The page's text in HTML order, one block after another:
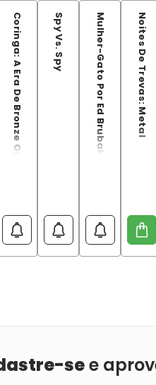
Coringa: A Era De Bronze Omnibus Spy Vs. Spy Mulher-Gato Por Ed Brubaker Noites De Trevas: Metal